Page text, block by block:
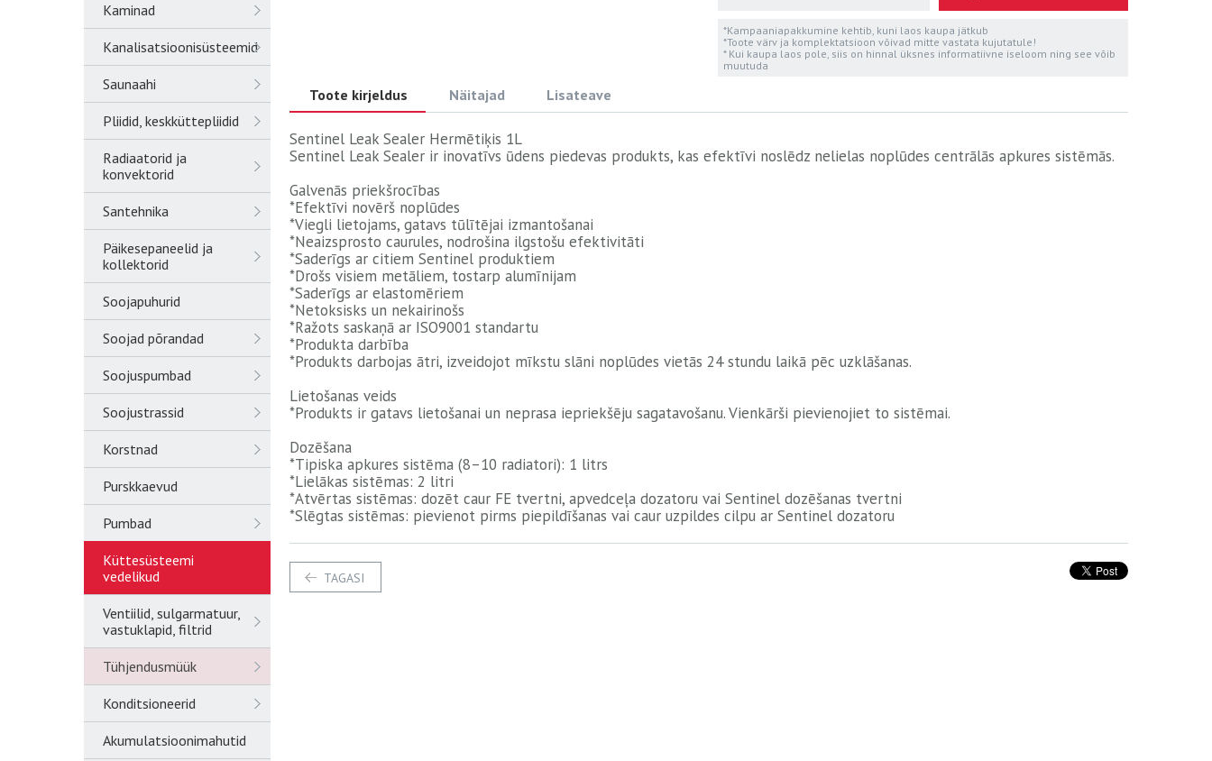
Kaminad
Kanalisatsioonisüsteemid
Saunaahi
Pliidid, keskküttepliidid
Radiaatorid ja
konvektorid
Santehnika
Päikesepaneelid ja
kollektorid
Soojapuhurid
Soojad põrandad
Soojuspumbad
Soojustrassid
Korstnad
Purskkaevud
Pumbad
Küttesüsteemi
vedelikud
Ventiilid, sulgarmatuur,
vastuklapid, filtrid
Tühjendusmüük
Konditsioneerid
Akumulatsioonimahutid
*Kampaaniapakkumine kehtib, kuni laos kaupa jätkub
*Toote värv ja komplektatsioon võivad mitte vastata kujutatule!
* Kui kaupa laos pole, siis on hinnal üksnes informatiivne iseloom ning see võib
muutuda
Toote kirjeldus Näitajad Lisateave
Sentinel Leak Sealer Hermētiķis 1L
Sentinel Leak Sealer ir inovatīvs ūdens piedevas produkts, kas efektīvi noslēdz nelielas noplūdes centrālās apkures sistēmās.
Galvenās priekšrocības
*Efektīvi novērš noplūdes
*Viegli lietojams, gatavs tūlītējai izmantošanai
*Neaizsprosto caurules, nodrošina ilgstošu efektivitāti
*Saderīgs ar citiem Sentinel produktiem
*Drošs visiem metāliem, tostarp alumīnijam
*Saderīgs ar elastomēriem
*Netoksisks un nekairinošs
*Ražots saskaņā ar ISO9001 standartu
*Produkta darbība
*Produkts darbojas ātri, izveidojot mīkstu slāni noplūdes vietās 24 stundu laikā pēc uzklāšanas.
Lietošanas veids
*Produkts ir gatavs lietošanai un neprasa iepriekšēju sagatavošanu. Vienkārši pievienojiet to sistēmai.
Dozēšana
*Tipiska apkures sistēma (8–10 radiatori): 1 litrs
*Lielākas sistēmas: 2 litri
*Atvērtas sistēmas: dozēt caur FE tvertni, apvedceļa dozatoru vai Sentinel dozēšanas tvertni
*Slēgtas sistēmas: pievienot pirms piepildīšanas vai caur uzpildes cilpu ar Sentinel dozatoru
TAGASI